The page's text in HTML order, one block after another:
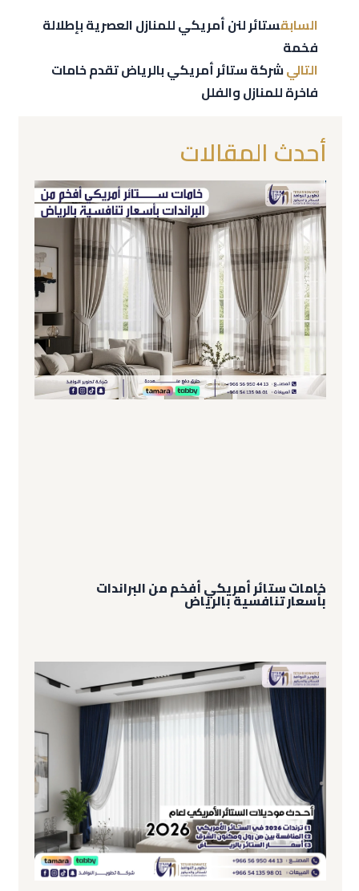
السابقستائر لنن أمريكي للمنازل العصرية بإطلالة
فخمة
التاليشركة ستائر أمريكي بالرياض تقدم خامات
فاخرة للمنازل والفلل
أحدث المقالات
خامات ستائر أمريكي أفخم من البراندات
بأسعار تنافسية بالرياض